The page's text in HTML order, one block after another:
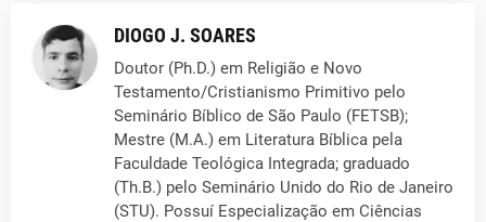
DIOGO J. SOARES
Doutor (Ph.D.) em Religião e Novo
Testamento/Cristianismo Primitivo pelo
Seminário Bíblico de São Paulo (FETSB);
Mestre (M.A.) em Literatura Bíblica pela
Faculdade Teológica Integrada; graduado
(Th.B.) pelo Seminário Unido do Rio de Janeiro
(STU). Possuí Especialização em Ciências